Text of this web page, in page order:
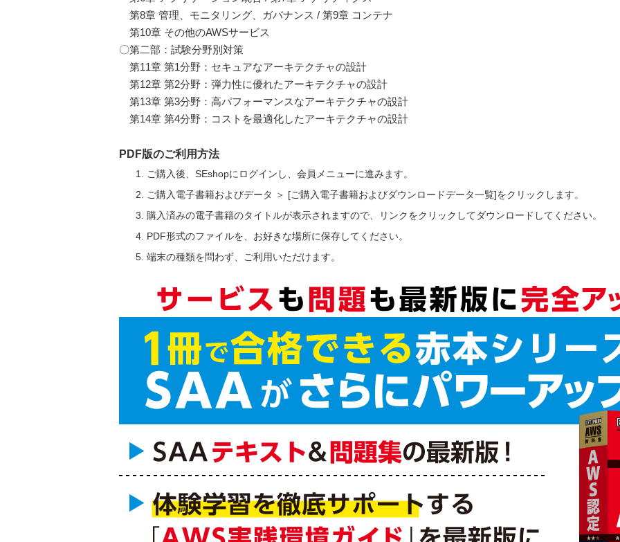
第8章 管理、モニタリング、ガバナンス / 第9章 コンテナ
第10章 その他のAWSサービス
〇第二部：試験分野別対策
第11章 第1分野：セキュアなアーキテクチャの設計
第12章 第2分野：弾力性に優れたアーキテクチャの設計
第13章 第3分野：高パフォーマンスなアーキテクチャの設計
第14章 第4分野：コストを最適化したアーキテクチャの設計
PDF版のご利用方法
ご購入後、SEshopにログインし、会員メニューに進みます。
ご購入電子書籍およびデータ ＞ [ご購入電子書籍およびダウンロードデータ一覧]をクリックします。
購入済みの電子書籍のタイトルが表示されますので、リンクをクリックしてダウンロードしてください。
PDF形式のファイルを、お好きな場所に保存してください。
端末の種類を問わず、ご利用いただけます。